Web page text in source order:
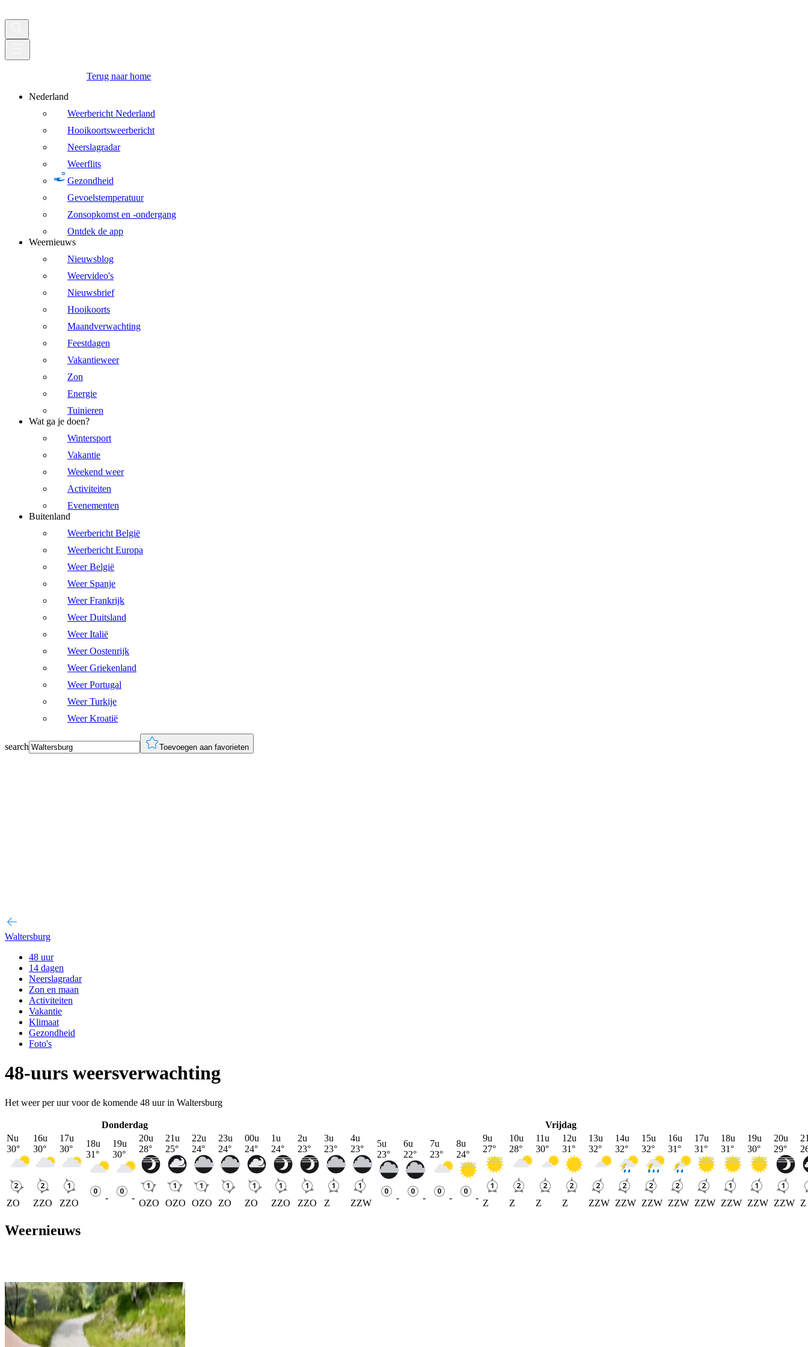
Terug naar home
Nederland
Weerbericht Nederland
Hooikoortsweerbericht
Neerslagradar
Weerflits
Gezondheid
Gevoelstemperatuur
Zonsopkomst en -ondergang
Ontdek de app
Weernieuws
Nieuwsblog
Weervideo's
Nieuwsbrief
Hooikoorts
Maandverwachting
Feestdagen
Vakantieweer
Zon
Energie
Tuinieren
Wat ga je doen?
Wintersport
Vakantie
Weekend weer
Activiteiten
Evenementen
Buitenland
Weerbericht België
Weerbericht Europa
Weer België
Weer Spanje
Weer Frankrijk
Weer Duitsland
Weer Italië
Weer Oostenrijk
Weer Griekenland
Weer Portugal
Weer Turkije
Weer Kroatië
search Toevoegen aan favorieten
Waltersburg
48 uur
14 dagen
Neerslagradar
Zon en maan
Activiteiten
Vakantie
Klimaat
Gezondheid
Foto's
48-uurs weersverwachting
Het weer per uur voor de komende 48 uur in Waltersburg
Donderdag
Vrijdag
Nu
30°
ZO
16u
30°
ZZO
17u
30°
ZZO
18u
31°
-
19u
30°
-
20u
28°
OZO
21u
25°
OZO
22u
24°
OZO
23u
24°
ZO
00u
24°
ZO
1u
24°
ZZO
2u
23°
ZZO
3u
23°
Z
4u
23°
ZZW
5u
23°
-
6u
22°
-
7u
23°
-
8u
24°
-
9u
27°
Z
10u
28°
Z
11u
30°
Z
12u
31°
Z
13u
32°
ZZW
14u
32°
ZZW
15u
32°
ZZW
16u
31°
ZZW
17u
31°
ZZW
18u
31°
ZZW
19u
30°
ZZW
20u
29°
ZZW Z
Weernieuws